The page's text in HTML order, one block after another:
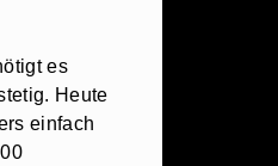
es
Heute
einfach